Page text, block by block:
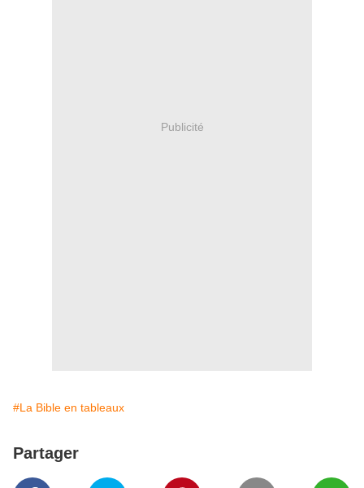
Publicité
#La Bible en tableaux
Partager